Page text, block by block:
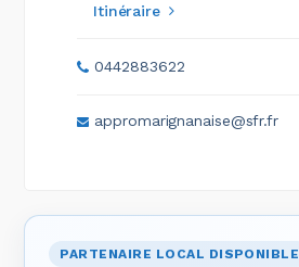
Itinéraire
0442883622
appromarignanaise@sfr.fr
PARTENAIRE LOCAL DISPONIBLE